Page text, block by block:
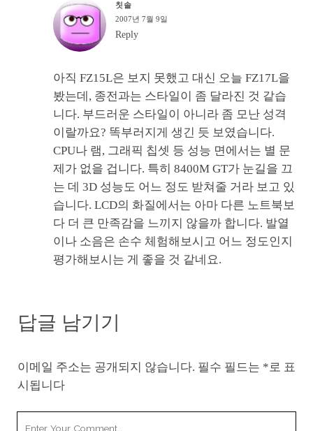
칫솔
2007년 7월 9일
Reply
아직 FZ15L은 보지 못했고 대신 오늘 FZ17L을
봤는데, 종전과는 스타일이 좀 달라진 것 같습
니다. 부드러운 스타일이 아니라 좀 모난 성격
이랄까요? 똑부러지게 생긴 듯 보였습니다.
CPU나 램, 그래픽 칩셋 등 성능 면에서는 별 문
제가 없을 겁니다. 특히 8400M GT가 눈길을 끄
는 데 3D 성능도 어느 정도 받쳐줄 거라 보고 있
습니다. LCD의 화질에서는 아마 다른 노트북보
다 더 큰 만족감을 느끼지 않을까 합니다. 발열
이나 소음은 손수 체험해보시고 어느 정도인지
평가해보시는 게 좋을 것 같네요.
답글 남기기
이메일 주소는 공개되지 않습니다. 필수 필드는 * 로 표
시됩니다